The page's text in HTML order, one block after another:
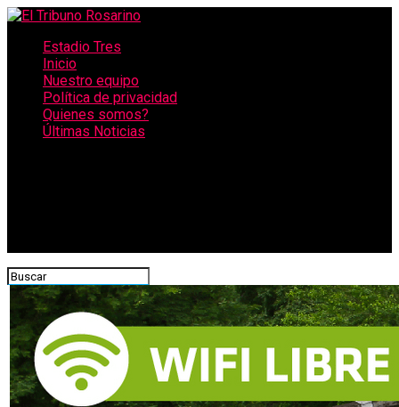
Estadio Tres
Inicio
Nuestro equipo
Política de privacidad
Quienes somos?
Últimas Noticias